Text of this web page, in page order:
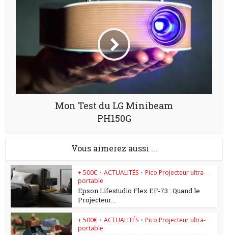
Mon Test du LG Minibeam
PH150G
Vous aimerez aussi ...
+ 500€ • ACTUALITÉS • Pico Projecteur ultra-
portable
Epson Lifestudio Flex EF-73 : Quand le
Projecteur...
+ 500€ • ACTUALITÉS • Pico Projecteur ultra-
portable